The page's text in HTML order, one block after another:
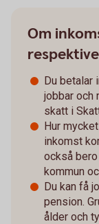
Om
Du betalar
jobbar och
skatt i
Hur
inkomst
också bero
kommun
Du kan få
pension.
ålder och